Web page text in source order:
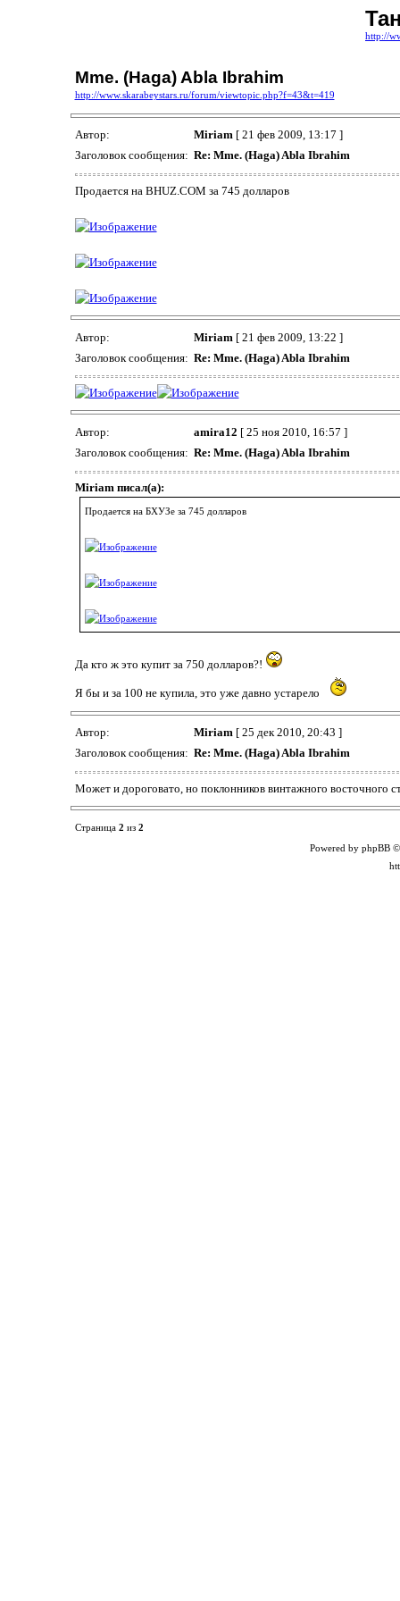
http://
Mme. (Haga) Abla Ibrahim
http://www.skarabeystars.ru/forum/viewtopic.php?f=43&t=419
Автор: Miriam[ 21 фев 2009, 13:17 ]
Заголовок сообщения: Re: Mme. (Haga) Abla Ibrahim
Продается на BHUZ.COM за 745 долларов
Автор: Miriam [ 21 фев 2009, 13:22 ]
Заголовок сообщения: Re: Mme. (Haga) Abla Ibrahim
Автор: amira12 [ 25 ноя 2010, 16:57 ]
Заголовок сообщения: Re: Mme. (Haga) Abla Ibrahim
Miriam писал(а):
Продается на БХУЗе за 745 долларов
Да кто ж это купит за 750 долларов?!
Я бы и за 100 не купила, это уже давно устарело
Автор: Miriam[ 25 дек 2010, 20:43 ]
Заголовок сообщения: Re: Mme. (Haga) Abla Ibrahim
Может и дороговато, но поклонников винтажного восточного
Страница 2 из 2
Powered by phpBB